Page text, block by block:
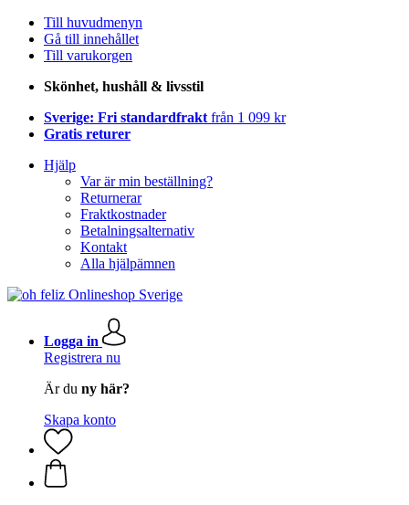
Till huvudmenyn
Gå till innehållet
Till varukorgen
Skönhet, hushåll & livsstil
Sverige: Fri standardfrakt från 1 099 kr
Gratis returer
Hjälp
Var är min beställning?
Returnerar
Fraktkostnader
Betalningsalternativ
Kontakt
Alla hjälpämnen
Logga in
Registrera nu
Är du ny här?
Skapa konto